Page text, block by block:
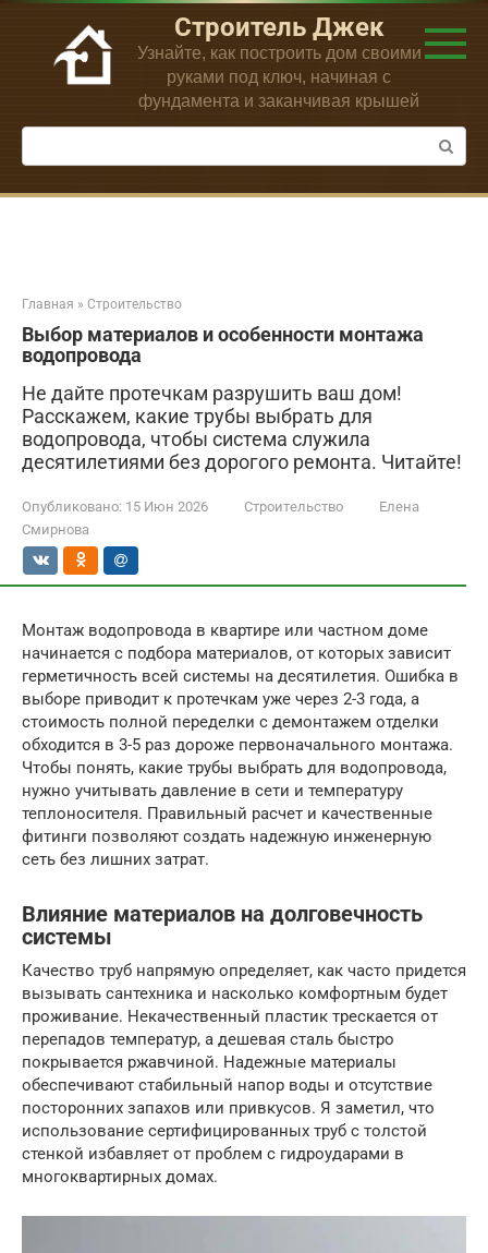
Перейти
контенту
Строитель Джек
Узнайте, как построить дом своими
руками под ключ, начиная с
фундамента и заканчивая крышей
Поиск:
Главная » Строительство
Выбор материалов и особенности монтажа
водопровода
Не дайте протечкам разрушить ваш дом!
Расскажем, какие трубы выбрать для
водопровода, чтобы система служила
десятилетиями без дорогого ремонта. Читайте!
Опубликовано: 15 Июн 2026 Строительство
Елена
Смирнова
Монтаж водопровода в квартире или частном доме
начинается с подбора материалов, от которых зависит
герметичность всей системы на десятилетия. Ошибка в
выборе приводит к протечкам уже через 2-3 года, а
стоимость полной переделки с демонтажем отделки
обходится в 3-5 раз дороже первоначального монтажа.
Чтобы понять, какие трубы выбрать для водопровода,
нужно учитывать давление в сети и температуру
теплоносителя. Правильный расчет и качественные
фитинги позволяют создать надежную инженерную
сеть без лишних затрат.
Влияние материалов на долговечность
системы
Качество труб напрямую определяет, как часто придется
вызывать сантехника и насколько комфортным будет
проживание. Некачественный пластик трескается от
перепадов температур, а дешевая сталь быстро
покрывается ржавчиной. Надежные материалы
обеспечивают стабильный напор воды и отсутствие
посторонних запахов или привкусов. Я заметил, что
использование сертифицированных труб с толстой
стенкой избавляет от проблем с гидроударами в
многоквартирных домах.